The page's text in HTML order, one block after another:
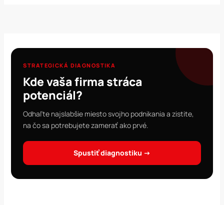
STRATEGICKÁ DIAGNOSTIKA
Kde vaša firma stráca
potenciál?
Odhaľte najslabšie miesto svojho podnikania a zistite,
na čo sa potrebujete zamerať ako prvé.
Spustiť diagnostiku →